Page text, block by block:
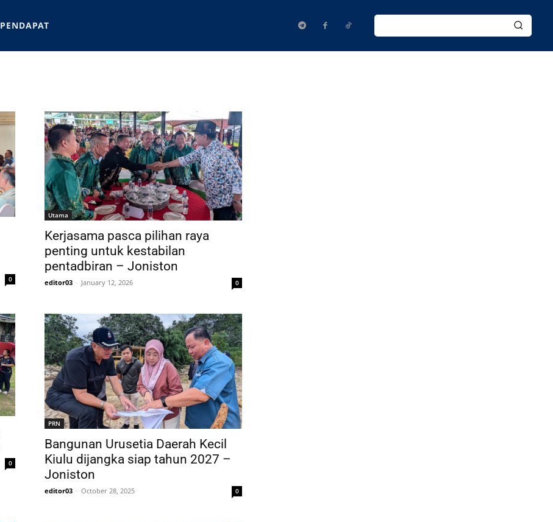
PENDAPAT
0
Utama
Kerjasama pasca pilihan raya
penting untuk kestabilan
pentadbiran – Joniston
editor03 - January 12, 2026 0
0
PRN
Bangunan Urusetia Daerah Kecil
Kiulu dijangka siap tahun 2027 –
Joniston
editor03 - October 28, 2025 0